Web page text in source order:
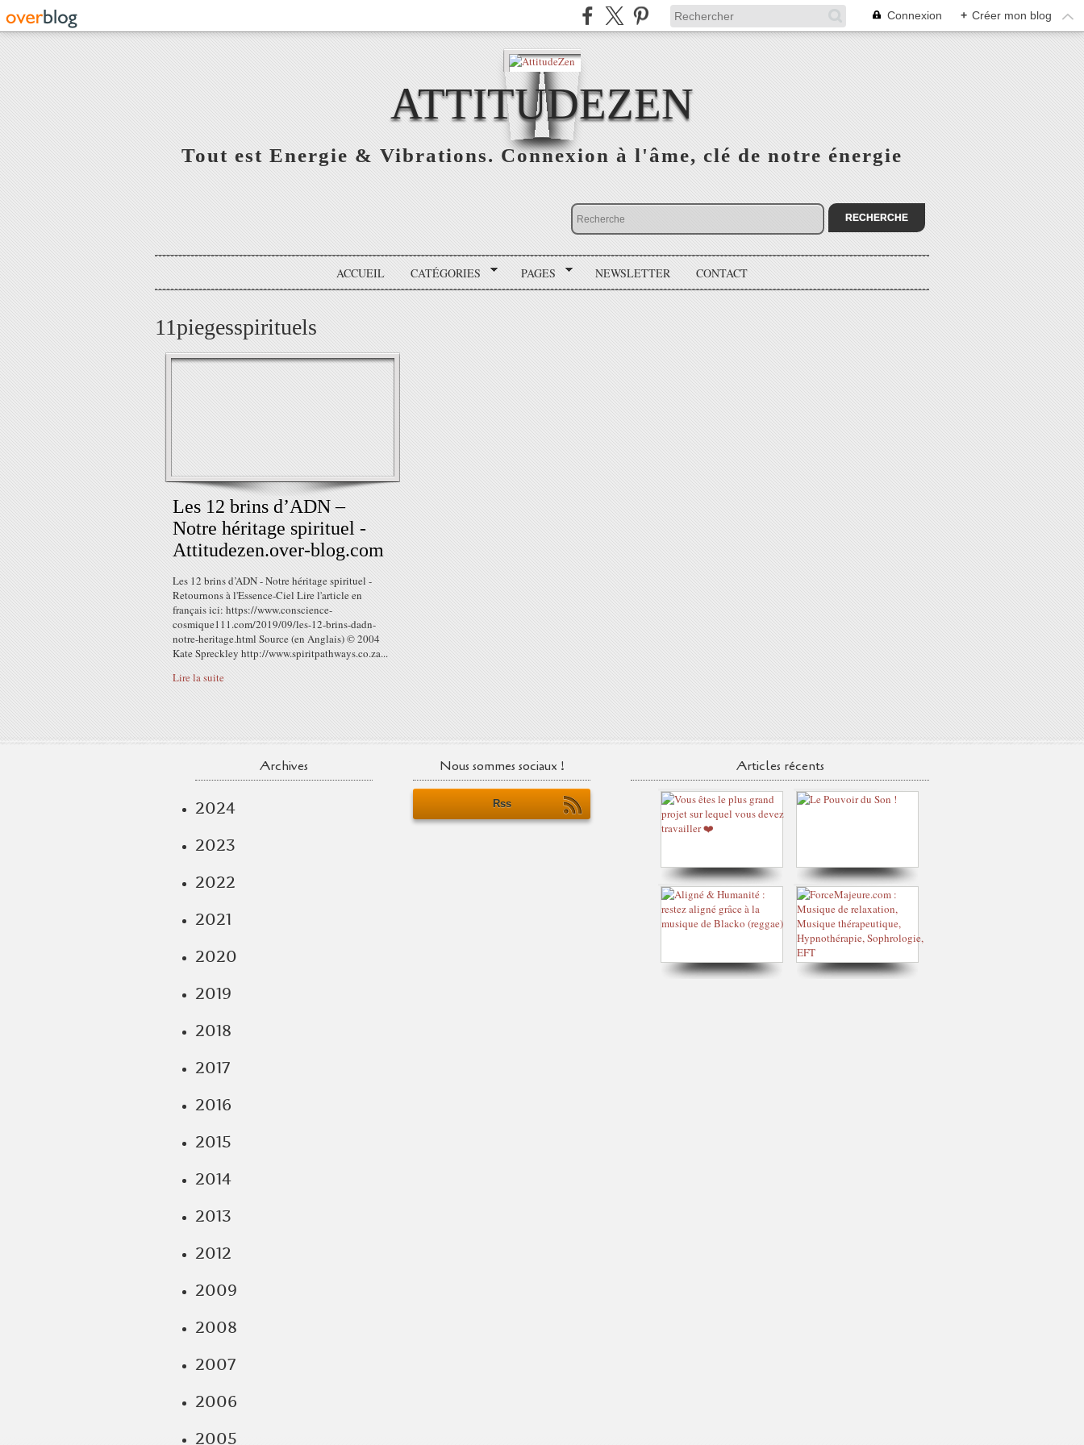
Connexion + Créer mon blog
ATTITUDEZEN
Tout est Energie & Vibrations. Connexion à l'âme, clé de notre énergie
ACCUEIL CATÉGORIES PAGES NEWSLETTER CONTACT
11piegesspirituels
Les 12 brins d’ADN –
Notre héritage spirituel -
Attitudezen.over-blog.com
Les 12 brins d’ADN - Notre héritage spirituel -
Retournons à l'Essence-Ciel Lire l'article en
français ici: https://www.conscience-
cosmique111.com/2019/09/les-12-brins-dadn-
notre-heritage.html Source (en Anglais) © 2004
Kate Spreckley http://www.spiritpathways.co.za...
Lire la suite
Archives
2024
2023
2022
2021
2020
2019
2018
2017
2016
2015
2014
2013
2012
2009
2008
2007
2006
2005
Nous sommes sociaux !
Rss
Articles récents